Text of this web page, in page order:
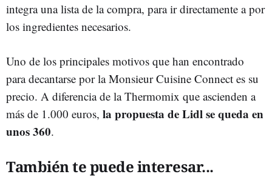
integra una lista de la compra, para ir directamente a por
los ingredientes necesarios.
Uno de los principales motivos que han encontrado
para decantarse por la Monsieur Cuisine Connect es su
precio. A diferencia de la Thermomix que ascienden a
más de 1.000 euros, la propuesta de Lidl se queda en
unos 360.
También te puede interesar...